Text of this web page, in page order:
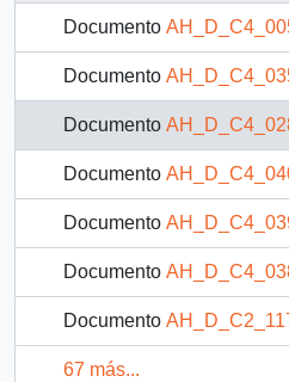
Documento AH_D_C4_005 -
Documento AH_D_C4_035 - Cartel
Documento AH_D_C4_028 -
Documento AH_D_C4_040 -
Documento AH_D_C4_039 -
Documento AH_D_C4_038 -
Documento AH_D_C2_117_1 -
67 más...